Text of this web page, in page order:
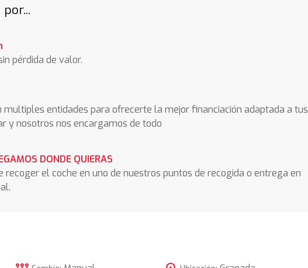
pérdida de valor.
multiples entidades para ofrecerte la mejor financiación adaptada a tus
y nosotros nos encargamos de todo
DONDE QUIERAS
el coche en uno de nuestros puntos de recogida o entrega en